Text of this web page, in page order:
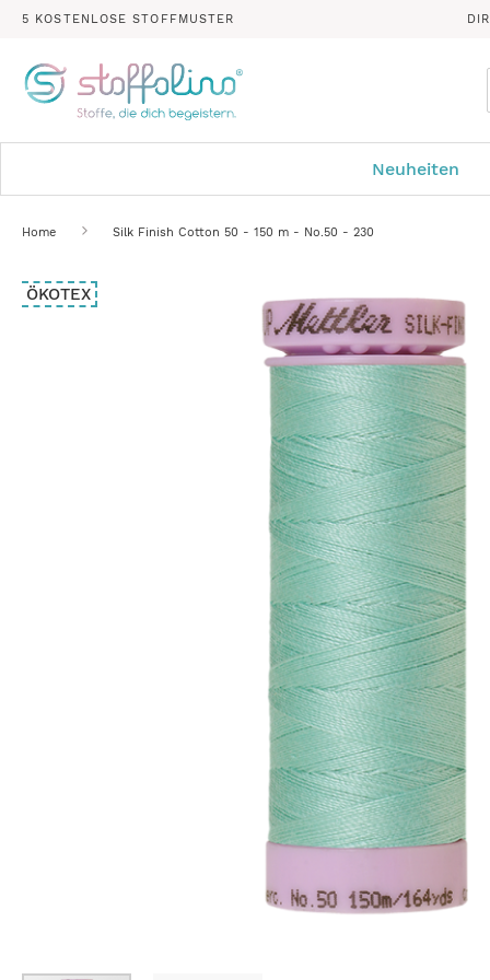
5 KOSTENLOSE STOFFMUSTER
Neuheiten
Home Silk Finish Cotton 50 - 150 m - No.50 - 230
Zum
Ende
ÖKOTEX